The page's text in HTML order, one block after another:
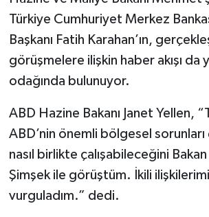
Türkiye Cumhuriyet Merkez
Başkanı Fatih Karahan’ın,
görüşmelere ilişkin haber akışı da
odağında bulunuyor.
ABD Hazine Bakanı Janet Yellen,
ABD’nin önemli bölgesel
nasıl birlikte çalışabileceğini
Şimşek ile görüştüm. İkili
vurguladım.” dedi.